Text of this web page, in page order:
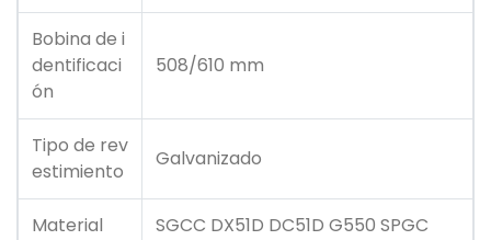
Bobina de i
dentificaci
ón
508/610 mm
Tipo de rev
estimiento
Galvanizado
Material SGCC DX51D DC51D G550 SPGC